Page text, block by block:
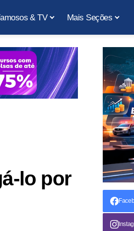
& TV Mais Seções
lo por